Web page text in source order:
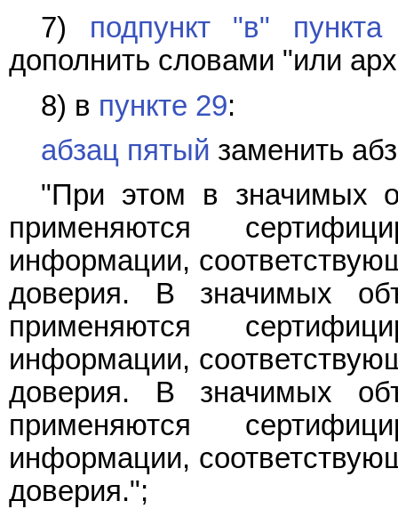
7) подпункт "в"
дополнить словами "или
8) в пункте 29:
абзац пятый заменить
"При этом в значимых
применяются
информации,
доверия. В значимых
применяются
информации,
доверия. В значимых
применяются
информации,
доверия.";